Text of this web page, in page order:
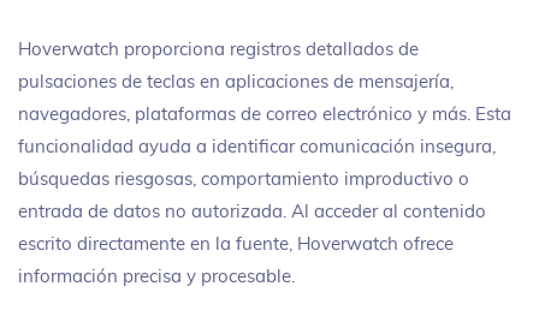
Hoverwatch proporciona registros detallados de
pulsaciones de teclas en aplicaciones de mensajería,
navegadores, plataformas de correo electrónico y más. Esta
funcionalidad ayuda a identificar comunicación insegura,
búsquedas riesgosas, comportamiento improductivo o
entrada de datos no autorizada. Al acceder al contenido
escrito directamente en la fuente, Hoverwatch ofrece
información precisa y procesable.